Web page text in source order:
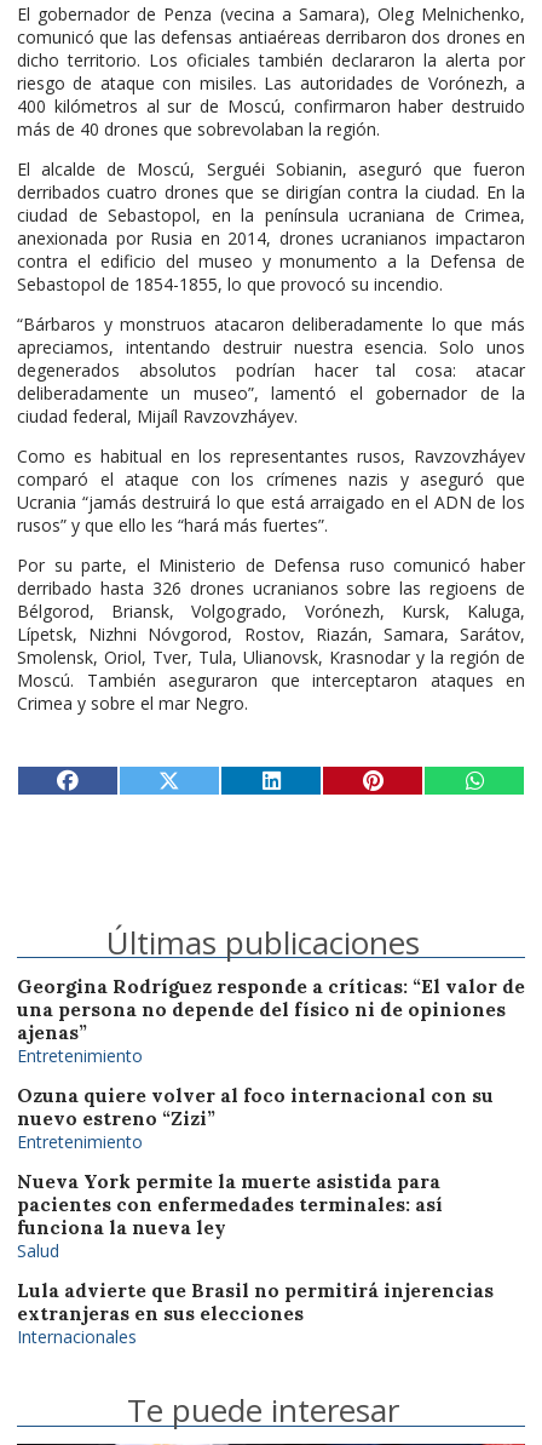
El gobernador de Penza (vecina a Samara), Oleg Melnichenko,
comunicó que las defensas antiaéreas derribaron dos drones en
dicho territorio. Los oficiales también declararon la alerta por
riesgo de ataque con misiles. Las autoridades de Vorónezh, a
400 kilómetros al sur de Moscú, confirmaron haber destruido
más de 40 drones que sobrevolaban la región.
El alcalde de Moscú, Serguéi Sobianin, aseguró que fueron
derribados cuatro drones que se dirigían contra la ciudad. En la
ciudad de Sebastopol, en la península ucraniana de Crimea,
anexionada por Rusia en 2014, drones ucranianos impactaron
contra el edificio del museo y monumento a la Defensa de
Sebastopol de 1854-1855, lo que provocó su incendio.
“Bárbaros y monstruos atacaron deliberadamente lo que más
apreciamos, intentando destruir nuestra esencia. Solo unos
degenerados absolutos podrían hacer tal cosa: atacar
deliberadamente un museo”, lamentó el gobernador de la
ciudad federal, Mijaíl Ravzovzháyev.
Como es habitual en los representantes rusos, Ravzovzháyev
comparó el ataque con los crímenes nazis y aseguró que
Ucrania “jamás destruirá lo que está arraigado en el ADN de los
rusos” y que ello les “hará más fuertes”.
Por su parte, el Ministerio de Defensa ruso comunicó haber
derribado hasta 326 drones ucranianos sobre las regioens de
Bélgorod, Briansk, Volgogrado, Vorónezh, Kursk, Kaluga,
Lípetsk, Nizhni Nóvgorod, Rostov, Riazán, Samara, Sarátov,
Smolensk, Oriol, Tver, Tula, Ulianovsk, Krasnodar y la región de
Moscú. También aseguraron que interceptaron ataques en
Crimea y sobre el mar Negro.
Últimas publicaciones
Georgina Rodríguez responde a críticas: “El valor de
una persona no depende del físico ni de opiniones
ajenas”
Entretenimiento
Ozuna quiere volver al foco internacional con su
nuevo estreno “Zizi”
Entretenimiento
Nueva York permite la muerte asistida para
pacientes con enfermedades terminales: así
funciona la nueva ley
Salud
Lula advierte que Brasil no permitirá injerencias
extranjeras en sus elecciones
Internacionales
Te puede interesar